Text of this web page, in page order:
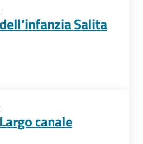
Salita
canale